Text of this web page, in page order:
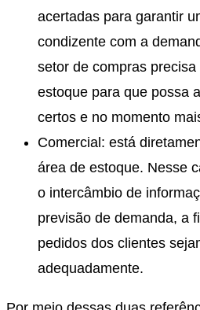
acertadas para garantir
condizente com a
setor de compras
estoque para que possa
certos e no momento
Comercial: está
área de estoque. Nesse
o intercâmbio de
previsão de demanda, a
pedidos dos clientes
adequadamente.